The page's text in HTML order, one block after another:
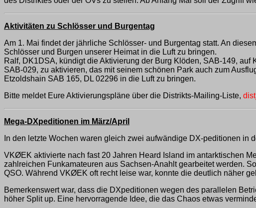
Aktivitäten zu Schlösser und Burgentag
Am 1. Mai findet der jährliche Schlösser- und Burgentag statt. An
Schlösser und Burgen unserer Heimat in die Luft zu bringen.
Ralf, DK1DSA, kündigt die Aktivierung der Burg Klöden, SAB-149,
SAB-029, zu aktivieren, das mit seinem schönen Park auch zum
Etzoldshain SAB 165, DL 02296 in die Luft zu bringen.
Bitte meldet Eure Aktivierungspläne über die Distrikts-Mailing-Liste,
Mega-DXpeditionen im März/April
In den letzte Wochen waren gleich zwei aufwändige DX-peditionen in
VKØEK aktivierte nach fast 20 Jahren Heard Island im antarktischen
zahlreichen Funkamateuren aus Sachsen-Anahlt gearbeitet werden.
QSO. Während VKØEK oft recht leise war, konnte die deutlich näher
Bemerkenswert war, dass die DXpeditionen wegen des parallelen
höher Split up. Eine hervorragende Idee, die das Chaos etwas